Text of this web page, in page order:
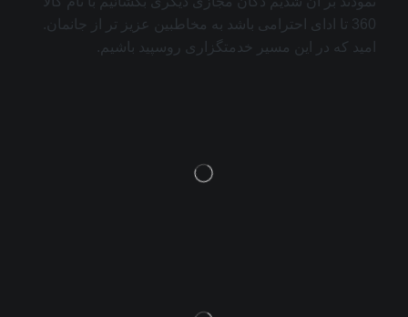
360 تا ادای احترامی باشد به مخاطبین عزیز تر از جانمان.
امید که در این مسیر خدمتگزاری روسپید باشیم.